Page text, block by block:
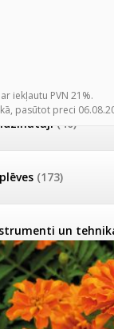
(40)
(173)
un
dezinsekcija
noteikšana
uz
20kg
iekļautu PVN 21%.
pasūtot preci